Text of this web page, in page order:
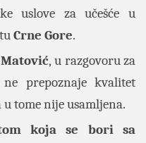
uslove za učešće u
Crne Gore.
, u razgovoru za
prepoznaje kvalitet
tome nije usamljena.
koja se bori sa